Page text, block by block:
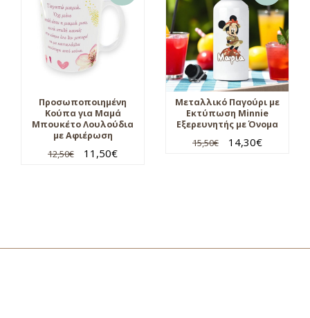
Προσωποποιημένη
Κούπα για Μαμά
Μπουκέτο Λουλούδια
με Αφιέρωση
12,50€ 11,50€
Μεταλλικό Παγούρι με
Εκτύπωση Minnie
Εξερευνητής με Όνομα
15,50€ 14,30€